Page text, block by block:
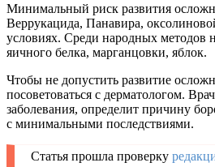
Минимальный риск развития
Веррукацида, Панавира,
условиях. Среди народных методов
яичного белка, марганцовки, яблок.
Чтобы не допустить развитие
посоветоваться с дерматологом.
заболевания, определит причину
с минимальными последствиями.
Статья прошла проверку